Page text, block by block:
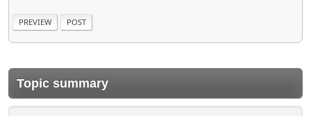
Topic summary